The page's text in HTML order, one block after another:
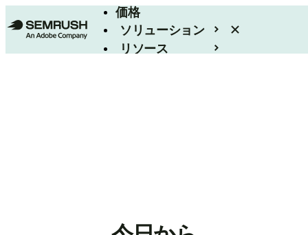
価格
ソリューション
リソース